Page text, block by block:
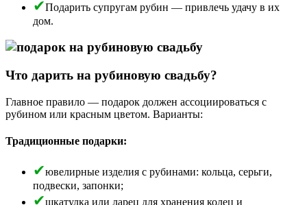
Подарить супругам рубин — привлечь удачу в их
дом.
Что дарить на рубиновую свадьбу?
Главное правило — подарок должен ассоциироваться с
рубином или красным цветом. Варианты:
Традиционные подарки:
ювелирные изделия с рубинами: кольца, серьги,
подвески, запонки;
шкатулка или ларец для хранения колец и